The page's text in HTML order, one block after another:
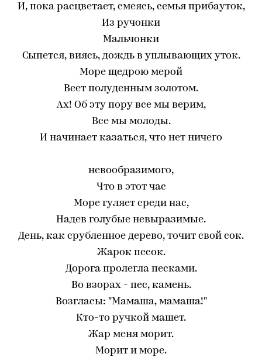
И, пока расцветает, смеясь, семья прибауток,
Из ручонки
Мальчонки
Сыпется, виясь, дождь в уплывающих уток.
Море щедрою мерой
Веет полуденным золотом.
Ах! Об эту пору все мы верим,
Все мы молоды.
И начинает казаться, что нет ничего
невообразимого,
Что в этот час
Море гуляет среди нас,
Надев голубые невыразимые.
День, как срубленное дерево, точит свой сок.
Жарок песок.
Дорога пролегла песками.
Во взорах - пес, камень.
Возгласы: "Мамаша, мамаша!"
Кто-то ручкой машет.
Жар меня морит.
Морит и море.